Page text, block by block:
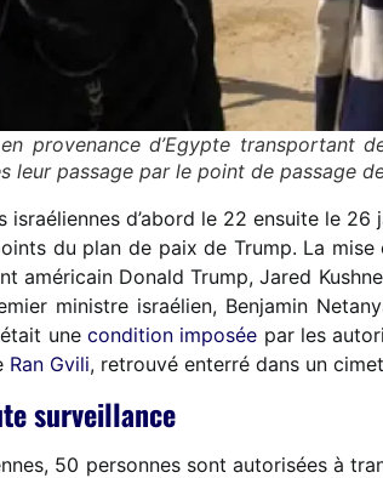
provenance d’Egypte transportant
leur passage par le point de passage
israéliennes d’abord le 22 ensuite le
du plan de paix de Trump. La
américain Donald Trump, Jared
ministre israélien, Benjamin
une condition imposée par les
Ran Gvili, retrouvé enterré dans un
surveillance
50 personnes sont autorisées à